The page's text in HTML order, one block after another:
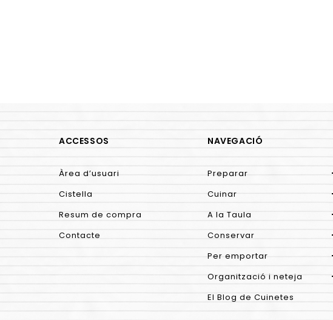
ACCESSOS
Àrea d’usuari
Cistella
Resum de compra
Contacte
NAVEGACIÓ
Preparar
Cuinar
A la Taula
Conservar
Per emportar
Organització i neteja
El Blog de Cuinetes